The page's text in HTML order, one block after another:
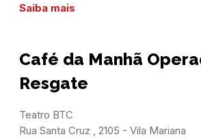
Saiba mais
Café da Manhã
Resgate
Teatro BTC